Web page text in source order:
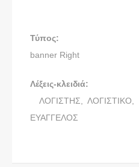
Τύπος:
banner Right
Λέξεις-κλειδιά:
ΛΟΓΙΣΤΗΣ,
ΛΟΓΙΣΤΙΚΟ,
ΕΥΑΓΓΕΛΟΣ